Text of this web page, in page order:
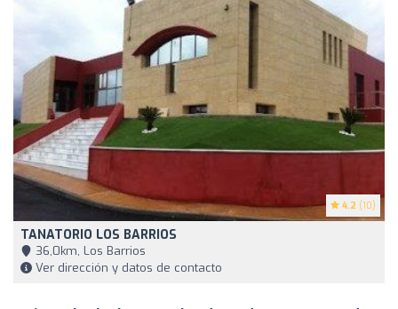
4.2 (10)
TANATORIO LOS BARRIOS
36,0km, Los Barrios
Ver dirección y datos de contacto